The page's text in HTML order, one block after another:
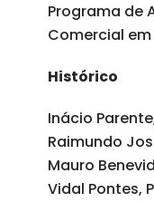
Programa de
Comercial
Histórico
Inácio
Raimundo
Mauro
Vidal Pontes,